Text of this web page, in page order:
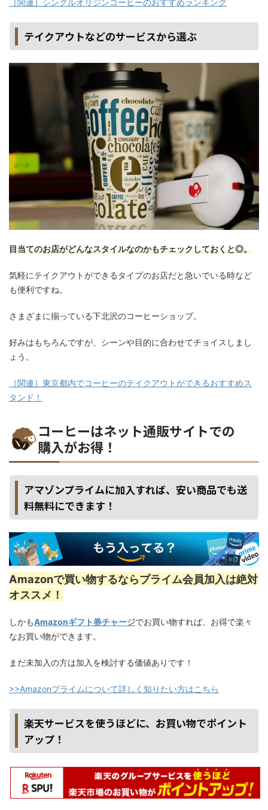
［関連］シングルオリジンコーヒーのおすすめランキング
テイクアウトなどのサービスから選ぶ
目当てのお店がどんなスタイルなのかもチェックしておくと◎。
気軽にテイクアウトができるタイプのお店だと急いでいる時など
も便利ですね。
さまざまに揃っている下北沢のコーヒーショップ。
好みはもちろんですが、シーンや目的に合わせてチョイスしまし
ょう。
［関連］東京都内でコーヒーのテイクアウトができるおすすめス
タンド！
コーヒーはネット通販サイトでの
購入がお得！
アマゾンプライムに加入すれば、安い商品でも送
料無料にできます！
Amazonで買い物するならプライム会員加入は絶対
オススメ！
しかもAmazonギフト券チャージでお買い物すれば、お得で楽々
なお買い物ができます。
まだ未加入の方は加入を検討する価値ありです！
>>Amazonプライムについて詳しく知りたい方はこちら
楽天サービスを使うほどに、お買い物でポイント
アップ！